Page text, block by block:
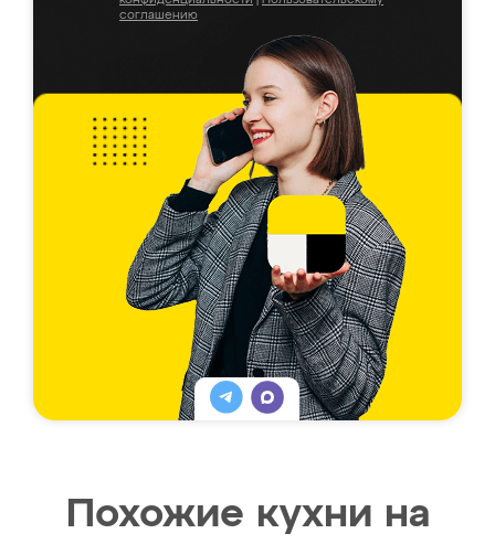
соглашению
Похожие кухни на